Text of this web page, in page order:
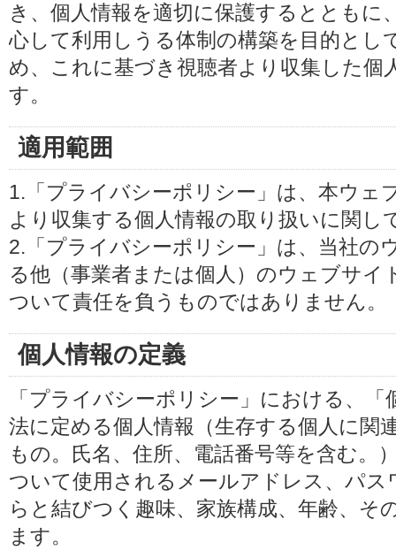
き、個人情報を適切に保護するとともに
心して利用しうる体制の構築を目的とし
め、これに基づき視聴者より収集した個
す。
適用範囲
1.「プライバシーポリシー」は、本ウェ
より収集する個人情報の取り扱いに関し
2.「プライバシーポリシー」は、当社の
る他（事業者または個人）のウェブサイ
ついて責任を負うものではありません。
個人情報の定義
「プライバシーポリシー」における、
法に定める個人情報（生存する個人に関
もの。氏名、住所、電話番号等を含む。
ついて使用されるメールアドレス、パ
らと結びつく趣味、家族構成、年齢、そ
ます。